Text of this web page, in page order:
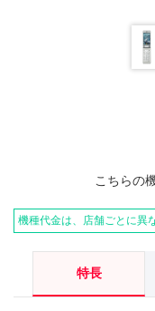
こちらの
機種代金は、店舗ごとに異
特長